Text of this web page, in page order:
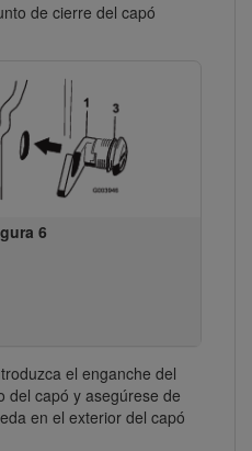
de cierre del capó
6
el enganche del
del capó y asegúrese de
en el exterior del capó